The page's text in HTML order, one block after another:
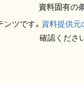
資料固有の
ツです。 資料提供元
確認くださ